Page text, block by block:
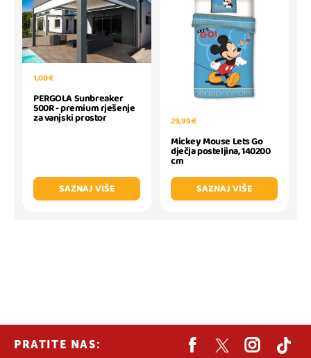
1,00 €
PERGOLA Sunbreaker
500R - premium rješenje
za vanjski prostor
SAZNAJ VIŠE
29,99 €
Mickey Mouse Lets Go
dječja posteljina, 140200
cm
SAZNAJ VIŠE
PRATITE NAS: